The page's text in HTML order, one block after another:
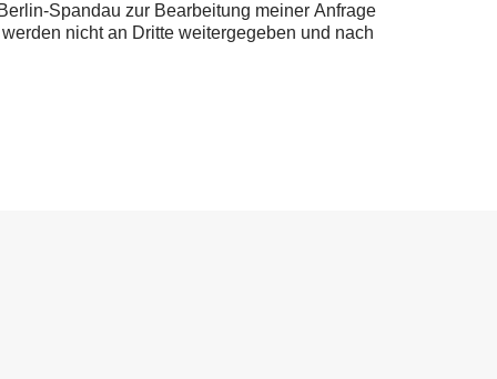
Spandau zur Bearbeitung meiner Anfrage
nicht an Dritte weitergegeben und nach